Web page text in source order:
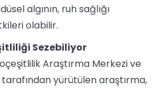
algının, ruh sağlığı
olabilir.
Sezebiliyor
Araştırma Merkezi ve
yürütülen araştırma,